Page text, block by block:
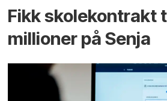
Fikk skole­kontrakt
millioner på Senja